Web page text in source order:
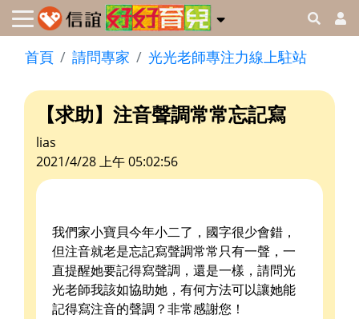
首頁 請問專家 光光老師專注力線上駐站
【求助】注音聲調常常忘記寫
lias
2021/4/28 上午 05:02:56
我們家小寶貝今年小二了，國字很少會錯，
但注音就老是忘記寫聲調常常只有一聲，一
直提醒她要記得寫聲調，還是一樣，請問光
光老師我該如協助她，有何方法可以讓她能
記得寫注音的聲調？非常感謝您！